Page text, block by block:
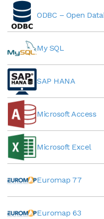
ODBC – Open
My SQL
SAP HANA
Microsoft Access
Microsoft Excel
Euromap 77
Euromap 63